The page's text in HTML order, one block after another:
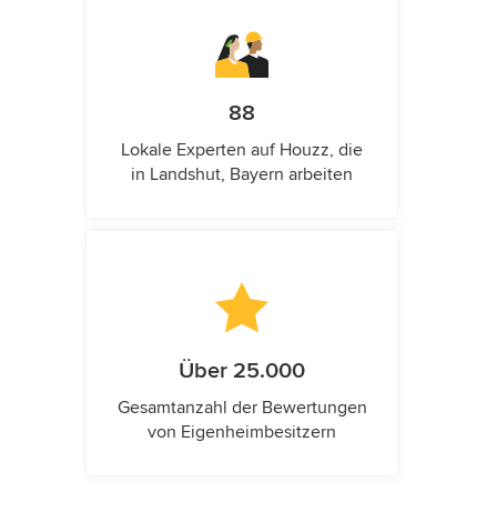
88
Lokale Experten auf Houzz, die
in Landshut, Bayern arbeiten
Über 25.000
Gesamtanzahl der Bewertungen
von Eigenheimbesitzern